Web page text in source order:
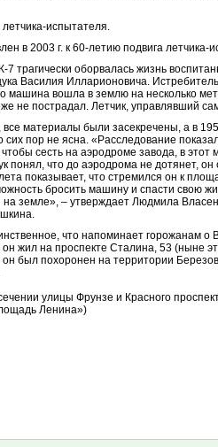
испытателя.
в 2003 г. к 60-летию подвига летчика-
трагически оборвалась жизнь
Василия Илларионовича.
машина вошла в землю на несколько
не пострадал. Летчик, управлявший
материалы были засекречены, а в
пор не ясна. «Расследование
сесть на аэродроме завода, в этот
понял, что до аэродрома не дотянет, он
показывает, что стремился он к
бросить машину и спасти свою
земле», – утверждает Людмила
что напоминает горожанам о
жил на проспекте Сталина, 53 (ныне
был похоронен на территории
улицы Фрунзе и Красного
Ленина»)